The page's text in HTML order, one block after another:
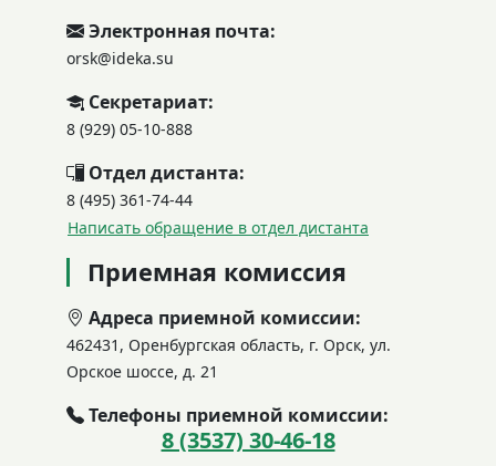
Электронная почта:
orsk@ideka.su
Секретариат:
8 (929) 05-10-888
Отдел дистанта:
8 (495) 361-74-44
Написать обращение в отдел дистанта
Приемная комиссия
Адреса приемной комиссии:
462431, Оренбургская область, г. Орск, ул.
Орское шоссе, д. 21
Телефоны приемной комиссии:
8 (3537) 30-46-18